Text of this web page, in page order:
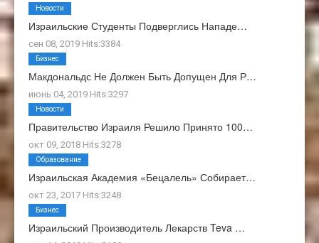
Израильские Студенты Подверглись Нападе…
сен 08, 2019 Hits:3384
Новости
Макдональдс Не Должен Быть Допущен Для Р…
июнь 04, 2019 Hits:3297
Бизнес
Правительство Израиля Решило Принято 100…
окт 09, 2018 Hits:3278
Новости
Израильская Академия «Бецалель» Собирает…
окт 23, 2017 Hits:3248
Образование
Израильский Производитель Лекарств Teva …
Бизнес